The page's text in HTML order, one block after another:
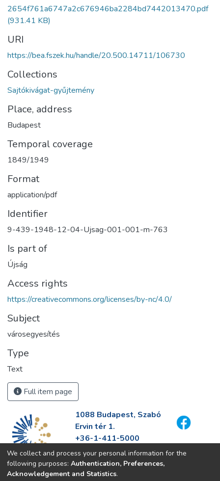
2654f761a6747a2c676946ba2284bd7442013470.pdf
(931.41 KB)
URI
https://bea.fszek.hu/handle/20.500.14711/106730
Collections
Sajtókivágat-gyűjtemény
Place, address
Budapest
Temporal coverage
1849/1949
Format
application/pdf
Identifier
9-439-1948-12-04-Ujsag-001-001-m-763
Is part of
Újság
Access rights
https://creativecommons.org/licenses/by-nc/4.0/
Subject
városegyesítés
Type
Text
Full item page
1088 Budapest, Szabó
Ervin tér 1.
+36-1-411-5000
info@fszek.hu
https://fszek.hu
We collect and process your personal information for the
following purposes: Authentication, Preferences,
Acknowledgement and Statistics.